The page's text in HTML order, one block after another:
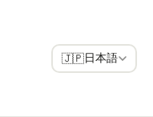
🇯🇵日本語